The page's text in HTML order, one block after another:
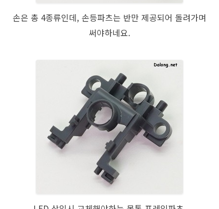
손은 총 4종류인데, 손등파츠는 반만 제공되어 돌려가며
써야하네요.